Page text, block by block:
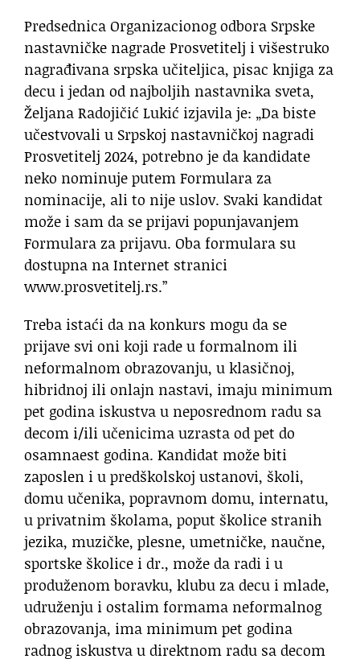
Predsednica Organizacionog odbora Srpske
nastavničke nagrade Prosvetitelj i višestruko
nagrađivana srpska učiteljica, pisac knjiga za
decu i jedan od najboljih nastavnika sveta,
Željana Radojičić Lukić izjavila je: „Da biste
učestvovali u Srpskoj nastavničkoj nagradi
Prosvetitelj 2024, potrebno je da kandidate
neko nominuje putem Formulara za
nominacije, ali to nije uslov. Svaki kandidat
može i sam da se prijavi popunjavanjem
Formulara za prijavu. Oba formulara su
dostupna na Internet stranici
www.prosvetitelj.rs.”
Treba istaći da na konkurs mogu da se
prijave svi oni koji rade u formalnom ili
neformalnom obrazovanju, u klasičnoj,
hibridnoj ili onlajn nastavi, imaju minimum
pet godina iskustva u neposrednom radu sa
decom i/ili učenicima uzrasta od pet do
osamnaest godina. Kandidat može biti
zaposlen i u predškolskoj ustanovi, školi,
domu učenika, popravnom domu, internatu,
u privatnim školama, poput školice stranih
jezika, muzičke, plesne, umetničke, naučne,
sportske školice i dr., može da radi i u
produženom boravku, klubu za decu i mlade,
udruženju i ostalim formama neformalnog
obrazovanja, ima minimum pet godina
radnog iskustva u direktnom radu sa decom